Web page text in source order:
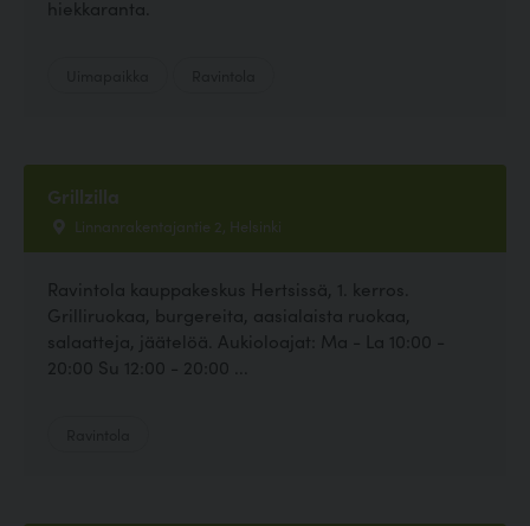
hiekkaranta.
Grillzilla
Linnanrakentajantie 2, Helsinki
Ravintola kauppakeskus Hertsissä, 1. kerros.
Grilliruokaa, burgereita, aasialaista ruokaa,
salaatteja, jäätelöä. Aukioloajat: Ma - La 10:00 -
20:00 Su 12:00 - 20:00 ...